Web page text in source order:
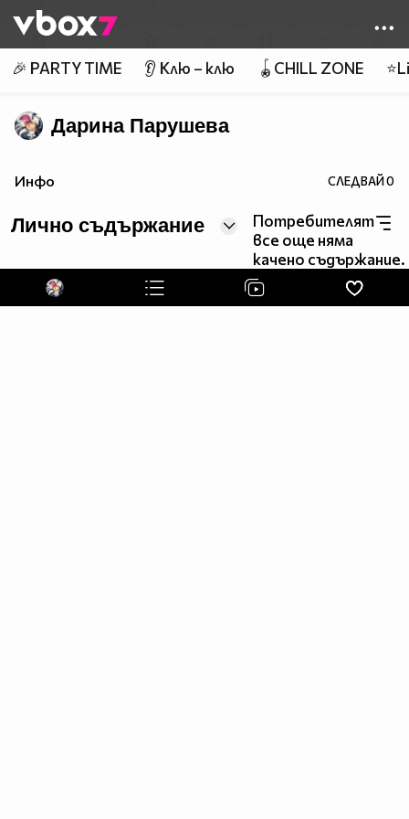
👾
🎉 PARTY TIME 👂 Клю – клю 🪀CHILL ZONE
Дарина Парушева
Инфо СЛЕДВАЙ0
Лично съдържание
Потребителят
все още няма
качено съдържание.